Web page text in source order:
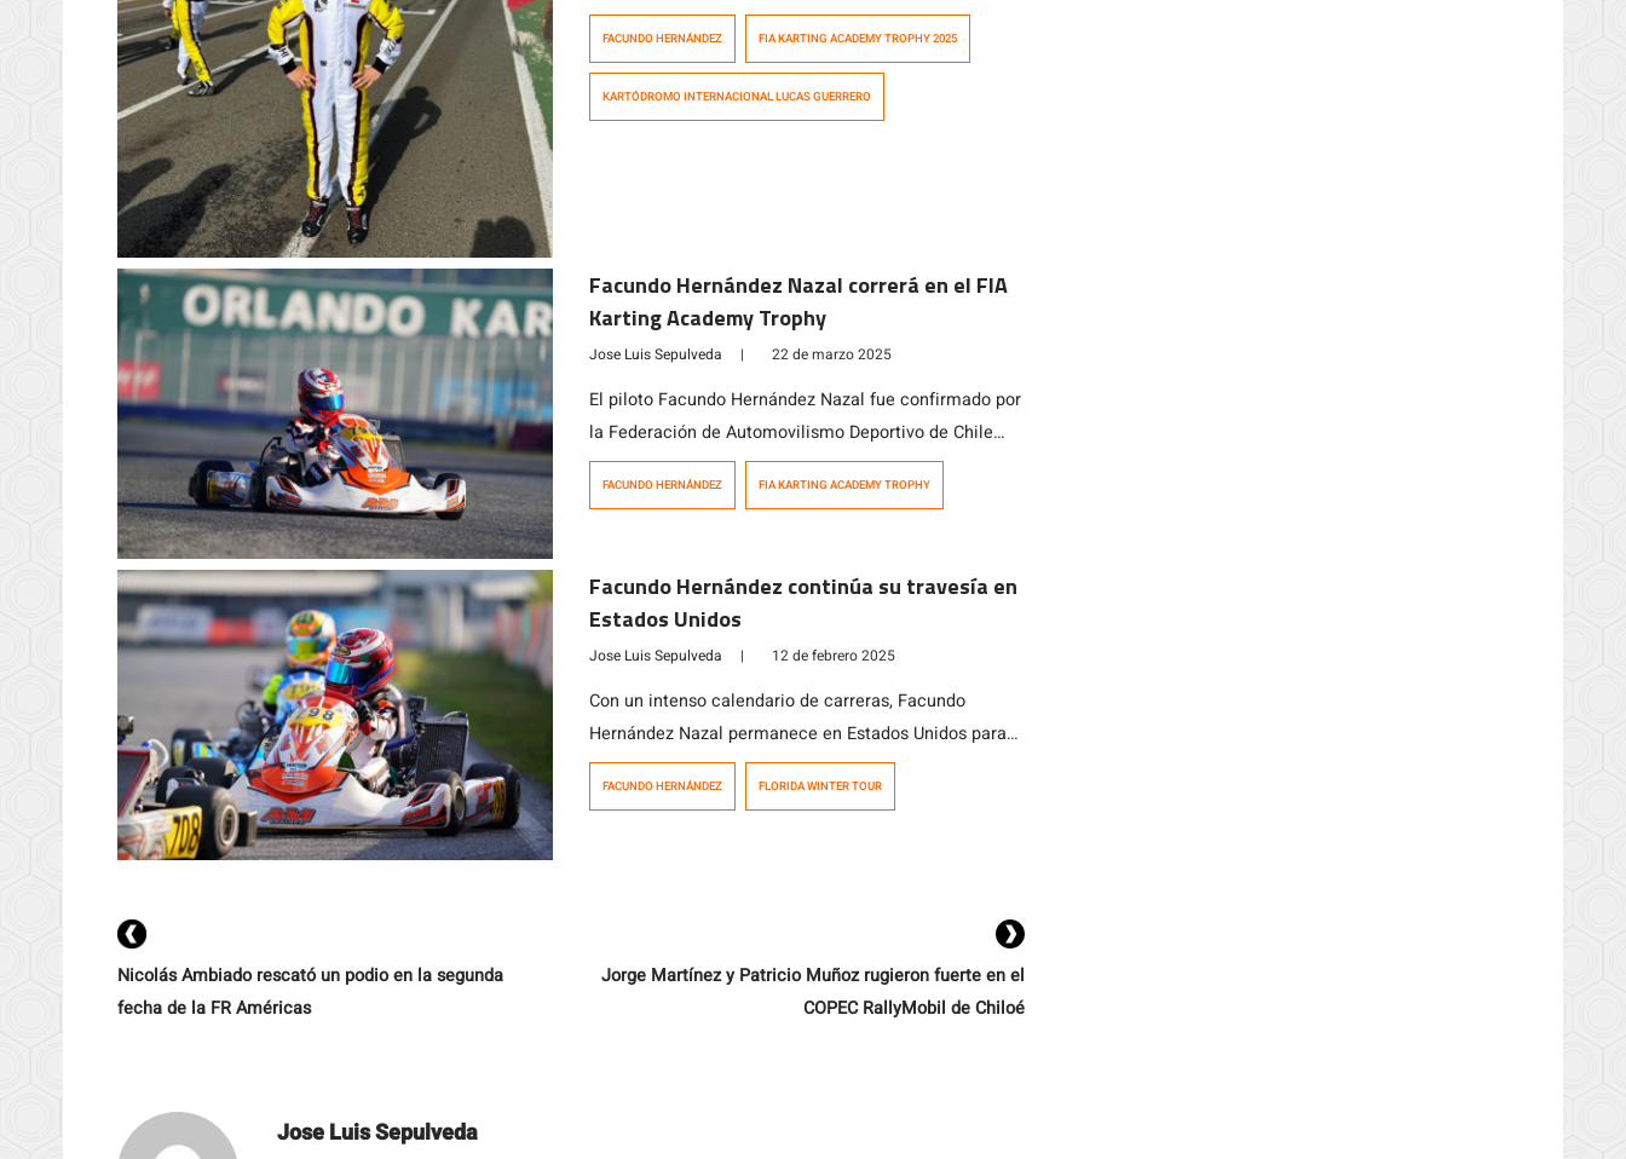
nacional en participar del FIA Karting Academy Trophy
importantes del karting mundial. La competencia,
organizada por la Federación Internacional de
FACUNDO HERNÁNDEZ FIA KARTING ACADEMY TROPHY 2025
KARTÓDROMO INTERNACIONAL LUCAS GUERRERO
Facundo Hernández Nazal correrá en el FIA
Karting Academy Trophy
Jose Luis Sepulveda | 22 de marzo 2025
El piloto Facundo Hernández Nazal fue confirmado por
la Federación de Automovilismo Deportivo de Chile
para representar al país en el FIA Karting Academy
esta noticia, “Facu” confirma su condición […]
FACUNDO HERNÁNDEZ FIA KARTING ACADEMY TROPHY
Facundo Hernández continúa su travesía en
Estados Unidos
Jose Luis Sepulveda | 12 de febrero 2025
Con un intenso calendario de carreras, Facundo
Hernández Nazal permanece en Estados Unidos para
disputar la segunda ronda del Florida Winter Tour, que
FACUNDO HERNÁNDEZ FLORIDA WINTER TOUR
Nicolás Ambiado rescató un podio en la segunda
fecha de la FR Américas
Jorge Martínez y Patricio Muñoz rugieron fuerte en el
COPEC RallyMobil de Chiloé
Jose Luis Sepulveda